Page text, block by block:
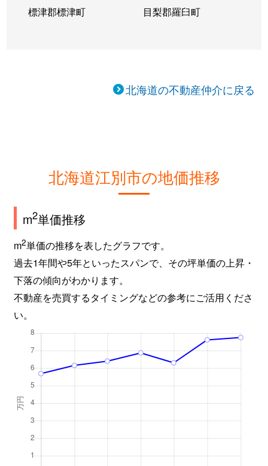
標津郡標津町 目梨郡羅臼町
北海道の不動産仲介に戻る
北海道江別市の地価推移
m2単価推移
m2単価の推移を表したグラフです。
過去1年間や5年といったスパンで、その坪単価の上昇・
下落の傾向がわかります。
不動産を売買するタイミングなどの参考にご活用くださ
い。